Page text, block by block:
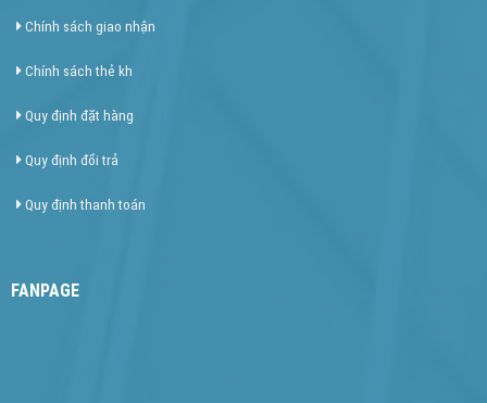
Chính sách giao nhận
Chính sách thẻ kh
Quy định đặt hàng
Quy định đổi trả
Quy định thanh toán
FANPAGE